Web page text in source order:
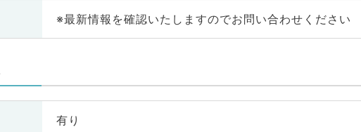
※最新情報を確認いたしますのでお問い合わせください
有り